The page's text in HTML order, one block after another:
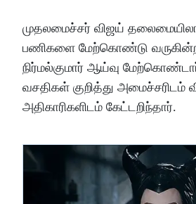
முதலமைச்சர் விஜய்
பணிகளை மேற்கொண்டு
நிர்மல்குமார் ஆய்வு
வசதிகள் குறித்து
அதிகாரிகளிடம் கேட்டறிந்தார்.